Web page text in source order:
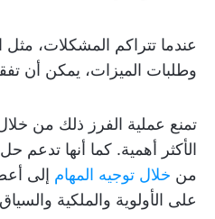
عندما تتراكم المشكلات، مثل
وطلبات الميزات، يمكن أن
تمنع عملية الفرز ذلك من
الأكثر أهمية. كما أنها
من خلال توجيه المهام إلى
على الأولوية والملكية